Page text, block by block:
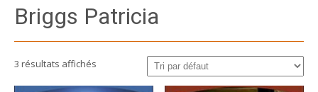
Briggs Patricia
3 résultats affichés